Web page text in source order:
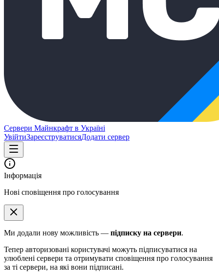
Сервери Майнкрафт в Україні
УвійтиЗареєструватисяДодати сервер
Інформація
Нові сповіщення про голосування
Ми додали нову можливість — підписку на сервери.
Тепер авторизовані користувачі можуть підписуватися на
улюблені сервери та отримувати сповіщення про голосування
за ті сервери, на які вони підписані.